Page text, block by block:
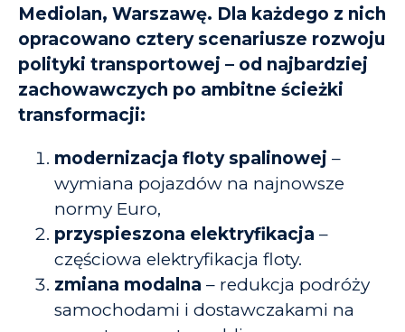
Mediolan, Warszawę. Dla każdego z nich
opracowano cztery scenariusze rozwoju
polityki transportowej – od najbardziej
zachowawczych po ambitne ścieżki
transformacji:
modernizacja floty spalinowej –
wymiana pojazdów na najnowsze
normy Euro,
przyspieszona elektryfikacja –
częściowa elektryfikacja floty.
zmiana modalna – redukcja podróży
samochodami i dostawczakami na